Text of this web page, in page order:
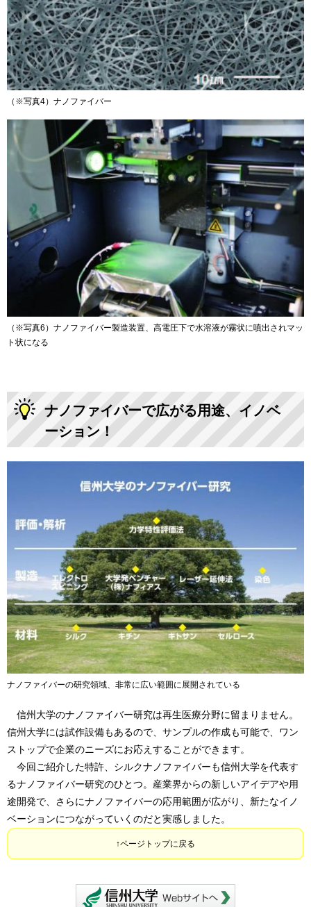
（※写真4）ナノファイバー
（※写真6）ナノファイバー製造装置、高電圧下で水溶液が霧状に噴出されマッ
ト状になる
ナノファイバーで広がる用途、イノベ
ーション！
ナノファイバーの研究領域、非常に広い範囲に展開されている
信州大学のナノファイバー研究は再生医療分野に留まりません。
信州大学には試作設備もあるので、サンプルの作成も可能で、ワン
ストップで企業のニーズにお応えすることができます。
今回ご紹介した特許、シルクナノファイバーも信州大学を代表す
るナノファイバー研究のひとつ。産業界からの新しいアイデアや用
途開発で、さらにナノファイバーの応用範囲が広がり、新たなイノ
ベーションにつながっていくのだと実感しました。
ページトップに戻る